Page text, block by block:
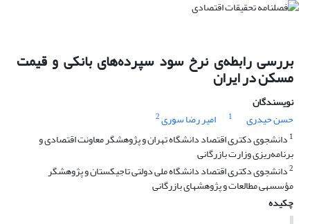
بررسی رابطه‌ی نرخ سود سپرده‌های بانکی و قیمت
مسکن در ایران
نویسندگان
حسن حیدری
1 امیر رضا سوری2
1 دانشجوی دکتری اقتصاد دانشگاه تهران و پژوهشگر معاونت اقتصادی و
برنامه‌ریزی وزارت بازرگانی
2دانشجوی دکتری اقتصاد دانشگاه ملی دولتی تاجیکستان و پژوهشگر
مؤسسه‎ی مطالعات و پژوهش‎های بازرگانی
چکیده